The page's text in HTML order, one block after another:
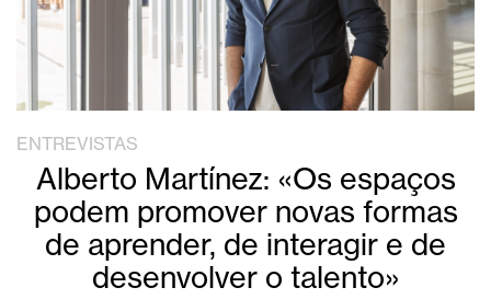
ENTREVISTAS
Alberto Martínez: «Os espaços
podem promover novas formas
de aprender, de interagir e de
desenvolver o talento»